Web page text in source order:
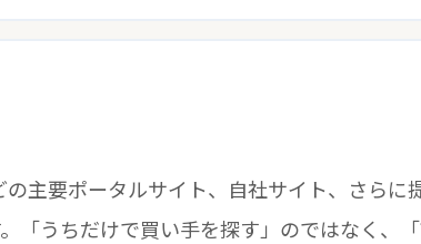
主要ポータルサイト、自社サイト、さらに
「うちだけで買い手を探す」のではなく、